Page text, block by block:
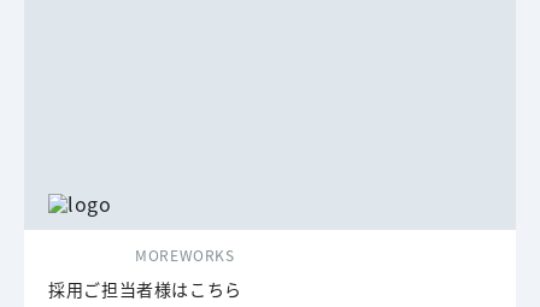
MOREWORKS
採用ご担当者様はこちら